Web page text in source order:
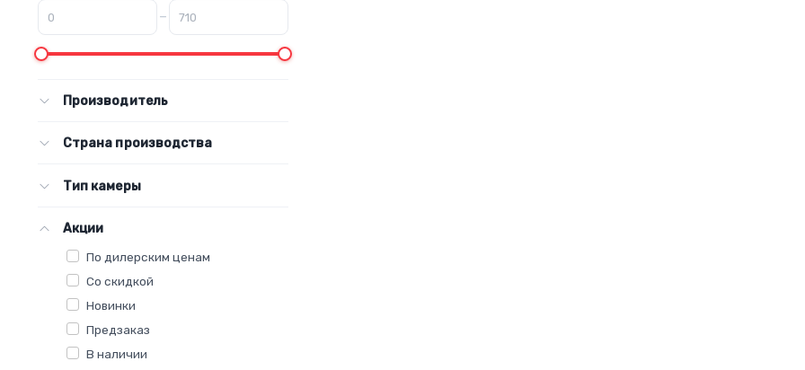
–
Производитель
Страна производства
Тип камеры
Акции
По дилерским ценам
Со скидкой
Новинки
Предзаказ
В наличии